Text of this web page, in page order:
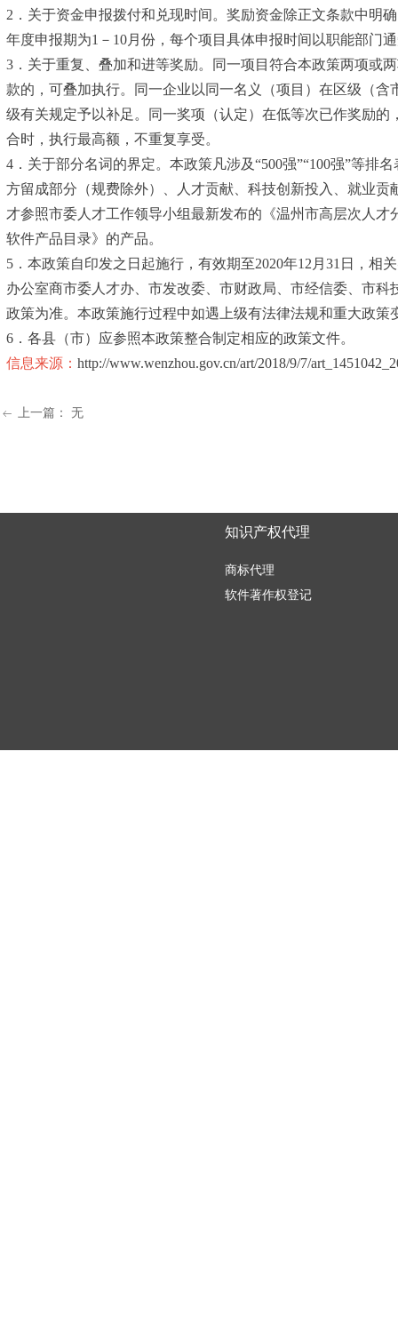
2．关于资金申报拨付和兑现时间。奖励资金除正文条款中明
年度申报期为1－10月份，每个项目具体申报时间以职能部门
3．关于重复、叠加和进等奖励。同一项目符合本政策两项或
款的，可叠加执行。同一企业以同一名义（项目）在区级（
级有关规定予以补足。同一奖项（认定）在低等次已作奖励
合时，执行最高额，不重复享受。
4．关于部分名词的界定。本政策凡涉及“500强”“100强”等排
方留成部分（规费除外）、人才贡献、科技创新投入、就业
才参照市委人才工作领导小组最新发布的《温州市高层次人
软件产品目录》的产品。
5．本政策自印发之日起施行，有效期至2020年12月31日，
办公室商市委人才办、市发改委、市财政局、市经信委、市
政策为准。本政策施行过程中如遇上级有法律法规和重大政策
6．各县（市）应参照本政策整合制定相应的政策文件。
信息来源： http://www.wenzhou.gov.cn/art/2018/9/7/
ꂃ 上一篇： 无
知识产权代理
商标代理
软件著作权登记